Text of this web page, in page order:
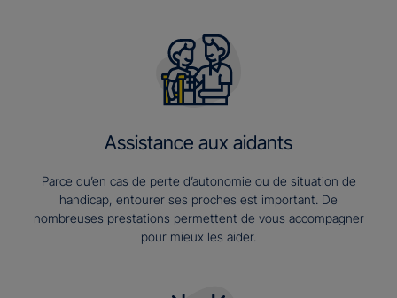
Assistance aux aidants
Parce qu’en cas de perte d’autonomie ou de situation de
handicap, entourer ses proches est important. De
nombreuses prestations permettent de vous accompagner
pour mieux les aider.